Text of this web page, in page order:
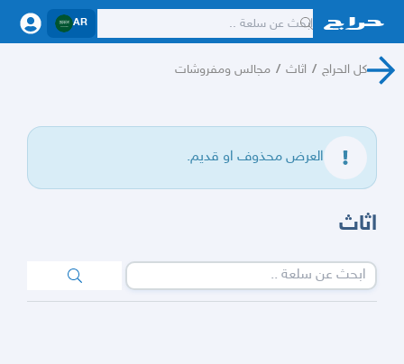
AR
كل الحراج / اثاث / مجالس ومفروشات
العرض محذوف او قديم.
اثاث